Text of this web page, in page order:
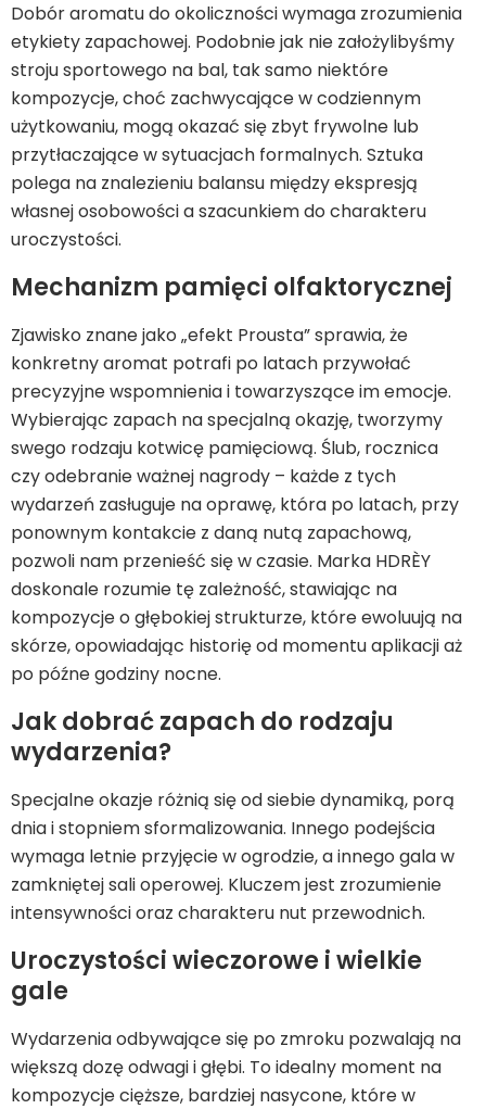
Dobór aromatu do okoliczności wymaga zrozumienia
etykiety zapachowej. Podobnie jak nie założylibyśmy
stroju sportowego na bal, tak samo niektóre
kompozycje, choć zachwycające w codziennym
użytkowaniu, mogą okazać się zbyt frywolne lub
przytłaczające w sytuacjach formalnych. Sztuka
polega na znalezieniu balansu między ekspresją
własnej osobowości a szacunkiem do charakteru
uroczystości.
Mechanizm pamięci olfaktorycznej
Zjawisko znane jako „efekt Prousta” sprawia, że
konkretny aromat potrafi po latach przywołać
precyzyjne wspomnienia i towarzyszące im emocje.
Wybierając zapach na specjalną okazję, tworzymy
swego rodzaju kotwicę pamięciową. Ślub, rocznica
czy odebranie ważnej nagrody – każde z tych
wydarzeń zasługuje na oprawę, która po latach, przy
ponownym kontakcie z daną nutą zapachową,
pozwoli nam przenieść się w czasie. Marka HDRÈY
doskonale rozumie tę zależność, stawiając na
kompozycje o głębokiej strukturze, które ewoluują na
skórze, opowiadając historię od momentu aplikacji aż
po późne godziny nocne.
Jak dobrać zapach do rodzaju
wydarzenia?
Specjalne okazje różnią się od siebie dynamiką, porą
dnia i stopniem sformalizowania. Innego podejścia
wymaga letnie przyjęcie w ogrodzie, a innego gala w
zamkniętej sali operowej. Kluczem jest zrozumienie
intensywności oraz charakteru nut przewodnich.
Uroczystości wieczorowe i wielkie
gale
Wydarzenia odbywające się po zmroku pozwalają na
większą dozę odwagi i głębi. To idealny moment na
kompozycje cięższe, bardziej nasycone, które w